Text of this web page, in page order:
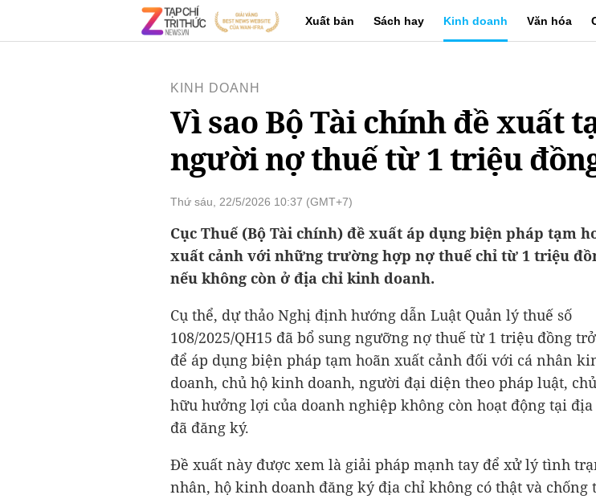
Xuất bản Sách hay Kinh doanh Văn hóa
KINH DOANH
Vì sao Bộ Tài chính đề xuất
người nợ thuế từ 1 triệu
Thứ sáu, 22/5/2026 10:37 (GMT+7)
Cục Thuế (Bộ Tài chính) đề xuất áp dụng biện pháp tạm
xuất cảnh với những trường hợp nợ thuế chỉ từ 1 triệu
nếu không còn ở địa chỉ kinh doanh.
Cụ thể, dự thảo Nghị định hướng dẫn Luật Quản lý thuế số
108/2025/QH15 đã bổ sung ngưỡng nợ thuế từ 1 triệu đồng
để áp dụng biện pháp tạm hoãn xuất cảnh đối với cá nhân
doanh, chủ hộ kinh doanh, người đại diện theo pháp luật,
hữu hưởng lợi của doanh nghiệp không còn hoạt động tại
đã đăng ký.
Đề xuất này được xem là giải pháp mạnh tay để xử lý tình
nhân, hộ kinh doanh đăng ký địa chỉ không có thật và chống